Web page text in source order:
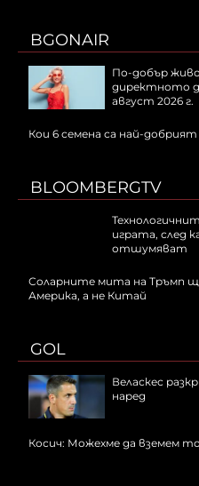
BGONAIR
По-добър
директното
август 2026 г.
Кои 6 семена са най-
BLOOMBERGTV
играта, след
отшумяват
Соларните мита на Тръмп
Америка, а не Китай
GOL
Веласкес
наред
Косич: Можехме да вземем